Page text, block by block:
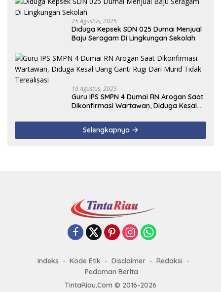
25 Agustus, 2025
Diduga Kepsek SDN 025 Dumai Menjual
Baju Seragam Di Lingkungan Sekolah
19 Agustus, 2025
Guru IPS SMPN 4 Dumai RN Arogan Saat
Dikonfirmasi Wartawan, Diduga Kesal
Terealisasi
Selengkapnya
Indeks Kode Etik Disclaimer
Redaksi
Pedoman Berita
TintaRiau.Com © 2016-2026